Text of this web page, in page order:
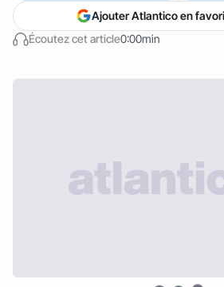
Écoutez cet article0:00min
Ajouter Atlantico en